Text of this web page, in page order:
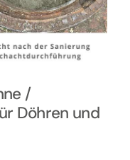
/
Döhren und